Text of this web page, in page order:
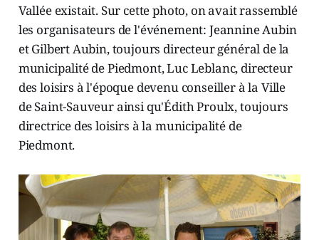
Vallée existait. Sur cette photo, on avait rassemblé
les organisateurs de l'événement: Jeannine Aubin
et Gilbert Aubin, toujours directeur général de la
municipalité de Piedmont, Luc Leblanc, directeur
des loisirs à l'époque devenu conseiller à la Ville
de Saint-Sauveur ainsi qu'Édith Proulx, toujours
directrice des loisirs à la municipalité de
Piedmont.